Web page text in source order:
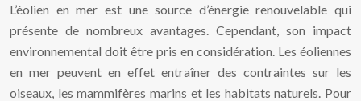
L’éolien en mer est une source d’énergie renouvelable qui
présente de nombreux avantages. Cependant, son impact
environnemental doit être pris en considération. Les éoliennes
en mer peuvent en effet entraîner des contraintes sur les
oiseaux, les mammifères marins et les habitats naturels. Pour